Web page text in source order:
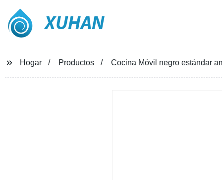
XUHAN
Hogar Productos Cocina Móvil negro estándar